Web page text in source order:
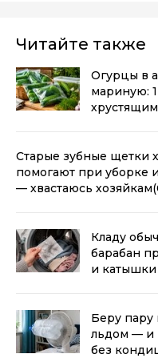
Читайте также
Огурцы в
мариную:
Старые зубные щетки
помогают при уборке
— хвастаюсь хозяйкам
Кладу
барабан
и катышки
Беру пару
льдом — и
без